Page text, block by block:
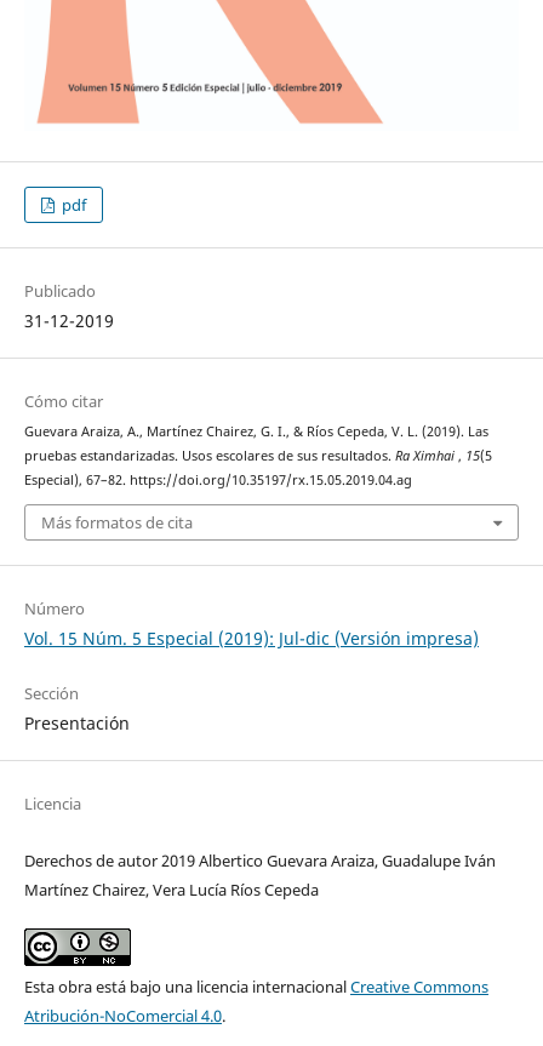
pdf
Publicado
31-12-2019
Cómo citar
Guevara Araiza, A., Martínez Chairez, G. I., & Ríos Cepeda, V. L. (2019). Las
pruebas estandarizadas. Usos escolares de sus resultados. Ra Ximhai , 15(5
Especial), 67–82. https://doi.org/10.35197/rx.15.05.2019.04.ag
Más formatos de cita
Número
Vol. 15 Núm. 5 Especial (2019): Jul-dic (Versión impresa)
Sección
Presentación
Licencia
Derechos de autor 2019 Albertico Guevara Araiza, Guadalupe Iván
Martínez Chairez, Vera Lucía Ríos Cepeda
Esta obra está bajo una licencia internacionalCreative Commons
Atribución-NoComercial 4.0.